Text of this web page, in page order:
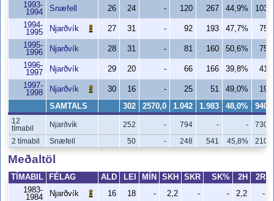
1993-
1994
Snæfell 26 24 - 120 267 44,9%
103
1994-
1995
Njarðvík 27 31 - 92 193 47,7%
75
1995-
1996
Njarðvík 28 31 - 81 160 50,6%
75
1996-
1997
Njarðvík 29 20 - 66 166 39,8%
41
1997-
1998
Njarðvík 30 16 - 25 51 49,0% 19
SAMTALS 302 2570,0 1.042 1.983 48,0% 940
12
tímabil
Njarðvík 252 - 794 - -
730
2 tímabil
Snæfell 50 - 248 541 45,8% 210
Meðaltöl
TÍMABIL FÉLAG ALD LEI MÍN SKH SKR SK% 2H
2R
1983-
1984
Njarðvík 16 18 - 2,2 - - 2,2
-